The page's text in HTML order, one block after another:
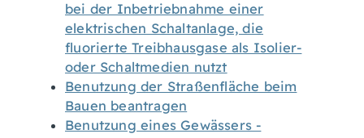
bei der Inbetriebnahme einer
elektrischen Schaltanlage, die
fluorierte Treibhausgase als Isolier-
oder Schaltmedien nutzt
Benutzung der Straßenfläche beim
Bauen beantragen
Benutzung eines Gewässers -